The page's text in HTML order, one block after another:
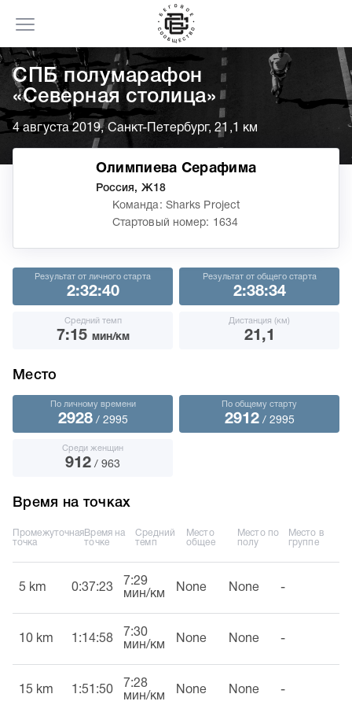
СПБ полумарафон
«Северная столица»
4 августа 2019, Санкт-Петербург, 21,1 км
Олимпиева Серафима
Россия, Ж18
Команда: Sharks Project
Стартовый номер: 1634
Результат от личного старта
2:32:40
Результат от общего старта
2:38:34
Средний темп
7:15 мин/км
Дистанция (км)
21,1
Место
По личному времени
2928/ 2995
По общему старту
2912/ 2995
Среди женщин
912 / 963
Время на точках
Промежуточная
точка
Время на
точке
Средний
темп
Место
общее
Место по
полу
Место в
группе
5 km 0:37:23
7:29
мин/км
None None -
10 km 1:14:58
7:30
мин/км
None None -
15 km 1:51:50
7:28
мин/км
None None -